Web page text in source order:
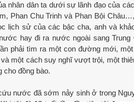
nhân dân ta dưới sự lãnh đạo của
Phan Chu Trinh và Phan Bội
lịch sử của các bậc cha, anh và
hay đi ra nước ngoài sang Trung
phải tìm ra một con đường mới,
một cách suy nghĩ vượt trội, một
cho đồng bào.
nước đã sớm nảy sinh ở trong